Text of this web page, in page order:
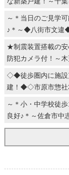
～＊当日のご見学
♪＊～◆八街市文違
★制震装置搭載の安
防犯カメラ付！～
◇◆徒歩圏内に施設
建！◆◇市原市惣
～＊小・中学校徒
良好♪＊～佐倉市中